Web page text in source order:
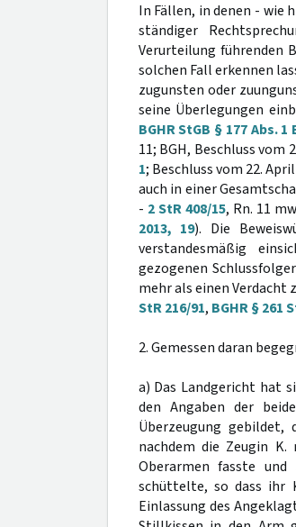
In Fällen, in denen - wie
ständiger
Verurteilung führenden
solchen Fall erkennen
zugunsten oder
seine Überlegungen
BGHR StGB § 177 Abs.
11; BGH, Beschluss vom
1; Beschluss vom 22.
auch in einer
- 2 StR 408/15, Rn. 11
2013, 19). Die
verstandesmäßig
gezogenen
mehr als einen Verdacht
StR 216/91, BGHR § 261
2. Gemessen daran
a) Das Landgericht hat
den Angaben der
Überzeugung gebildet,
nachdem die Zeugin
Oberarmen fasste
schüttelte, so dass ihr
Einlassung des